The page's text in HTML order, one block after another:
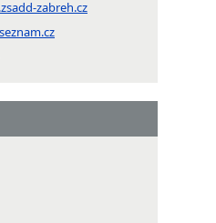
zabreh.cz